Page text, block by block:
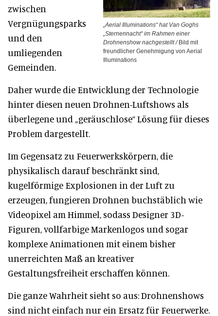
„Aerial Illuminations“ hat Van Goghs
„Sternennacht“ im Rahmen einer
Drohnenshow nachgestellt / Bild mit
freundlicher Genehmigung von Aerial
Illuminations
zwischen
Vergnügungsparks
und den
umliegenden
Gemeinden.
Daher wurde die Entwicklung der Technologie
hinter diesen neuen Drohnen-Luftshows als
überlegene und „geräuschlose“ Lösung für dieses
Problem dargestellt.
Im Gegensatz zu Feuerwerkskörpern, die
physikalisch darauf beschränkt sind,
kugelförmige Explosionen in der Luft zu
erzeugen, fungieren Drohnen buchstäblich wie
Videopixel am Himmel, sodass Designer 3D-
Figuren, vollfarbige Markenlogos und sogar
komplexe Animationen mit einem bisher
unerreichten Maß an kreativer
Gestaltungsfreiheit erschaffen können.
Die ganze Wahrheit sieht so aus: Drohnenshows
sind nicht einfach nur ein Ersatz für Feuerwerke.